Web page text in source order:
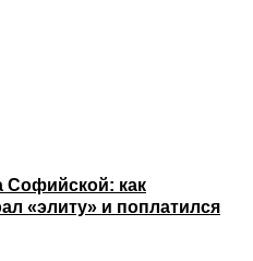
Софийской: как
«элиту» и поплатился